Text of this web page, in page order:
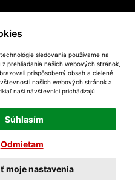
sledovania používame na
z prehliadania našich webových stránok,
prispôsobený obsah a cielené
našich webových stránok a
naši návštevníci prichádzajú.
Súhlasím
Odmietam
moje nastavenia
970 191
804 289